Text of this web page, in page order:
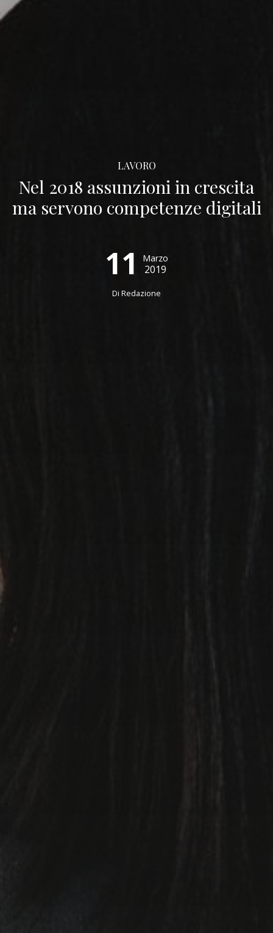
LAVORO
Nel 2018 assunzioni in crescita
ma servono competenze digitali
11 Marzo
2019
Di Redazione